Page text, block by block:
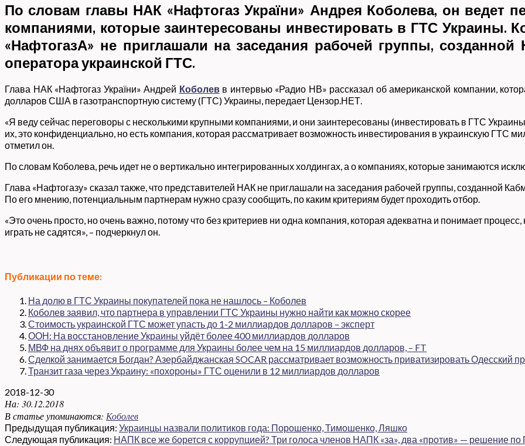
По словам главы НАК «Нафтогаз України» Андрея Коболева, он ведет
компаниями, которые заинтересованы инвестировать в ГТС Украины.
«НафтогазА» не приглашали на заседания рабочей группы,
оператора украинской ГТС.
Глава НАК «Нафтогаз України» Андрей Коболевв интервью «Радио НВ» рассказал об американской компании,
долларов США в газотранспортную систему (ГТС) Украины, передает Цензор.НЕТ.
«Я веду сейчас переговоры с несколькими крупными компаниями, и они заинтересованы (инвестировать в ГТС
их, это конфиденциально, но есть компания, которая рассматривает возможность инвестирования в украинскую ГТС
отметил он.
По словам Коболева, речь идет не о вертикально интегрированных холдингах, а о компаниях, которые занимаются
Глава «Нафтогазу» сказал также, что представителей НАК не приглашали на заседания рабочей группы, созданной
По его мнению, потенциальным партнерам нужно сразу сообщить, по каким критериям будет проходить отбор.
«Это очень просто, но очень важно, потому что без критериев ни одна компания, которая адекватна и понимает
играть не садятся», – подчеркнул он.
Публикации по теме:
На долю в ГТС Украины покупателей пока не нашлось – Коболев
Коболев заявил, что партнера в управлении ГТС Украины нужно найти как можно скорее
Стоимость украинской ГТС может упасть до 1-2 миллиардов долларов – эксперт
ООН: На восстановление Украины уйдёт более 400 миллиардов долларов
МВФ на днях объявит о программе для Украины более чем на 15 миллиардов долларов, – FT
Сделкой занимается Богдан? Азербайджанская SOCAR рассматривает возможность приватизировать Одесский
Транзит газа через Украину: «похороны» ГТС оценили в 12 миллиардов долларов
2018-12-30
На: 30.12.2018
В статье упоминаются: Коболев
Предыдущая публикация: Украинцы назвали политиков года: Порошенко, Тимошенко, Ляшко
Следующая публикация: НАПК все же борется с коррупцией? Три голоса членов НАПК «за», два «против» — решение по